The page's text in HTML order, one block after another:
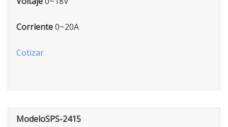
Corriente0~20A
Cotizar
ModeloSPS-2415